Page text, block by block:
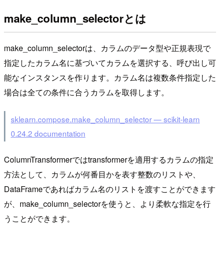
make_column_selectorとは
make_column_selectorは、カラムのデータ型や正規表現で
指定したカラム名に基づいてカラムを選択する、呼び出し可
能なインスタンスを作ります。カラム名は複数条件指定した
場合は全ての条件に合うカラムを取得します。
sklearn.compose.make_column_selector — scikit-learn
0.24.2 documentation
ColumnTransformerではtransformerを適用するカラムの指定
方法として、カラムが何番目かを表す整数のリストや、
DataFrameであればカラム名のリストを渡すことができます
が、make_column_selectorを使うと、より柔軟な指定を行
うことができます。